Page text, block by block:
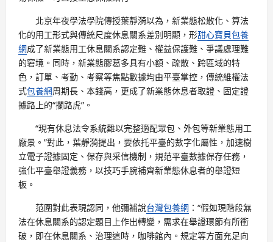
北京年夜學法學院傳授葉靜漪以為，新業態松散化、算法
化的用工形式與傳統尺度休息關系差別明顯，形甜心寶貝包養
網成了新業態用工休息關系認定難、權益保護難、爭議處理難
的窘境。同時，新業態膠葛多具有小額、疏散、跨區域的特
色，訂單、考勤、考察等焦點數據均由平臺掌控，傳統維權法
式包養網周期長、本錢高，更成了新業態休息者取證、固定證
據路上的“攔路虎”。
“現有休息法令系統難以完整適配眾包、外包等新業態用工
廠景。”對此，葉靜漪提出，要依托平臺的數字化屬性，加速樹
立電子證據固定、保存與采信機制，規范平臺數據保存任務，
強化平臺舉證義務，以技巧手腕補齊新業態休息者的舉證短
板。
范圍對此表現認同，他彌補說台灣包養網 ：“假如現階段無
法在休息關系的認定題目上作出轉變，需求在舉證環節有所衝
破，即在休息關系、治理這時，咖啡館內。規定等方面充足向